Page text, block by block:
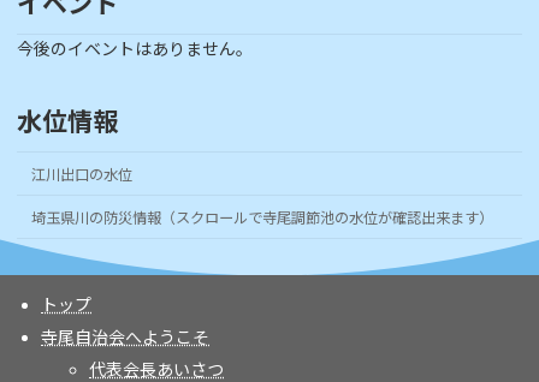
今後のイベントはありません。
水位情報
江川出口の水位
埼玉県川の防災情報（スクロールで寺尾調節池の水位が確認出来ます）
トップ
寺尾自治会へようこそ
代表会長あいさつ